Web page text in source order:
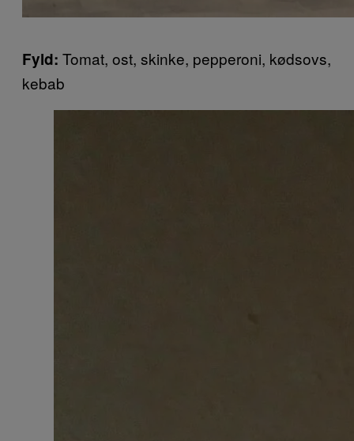
Fyld: Tomat, ost, skinke, pepperoni, kødsovs,
kebab